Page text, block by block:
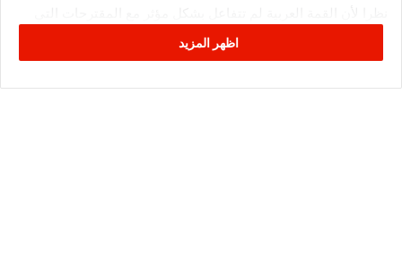
قدمتها المملكة حول نزاع الصحراء مع الجزائر، وهو ما أثار حفيظة
السلطات المغربية.
اظهر المزيد